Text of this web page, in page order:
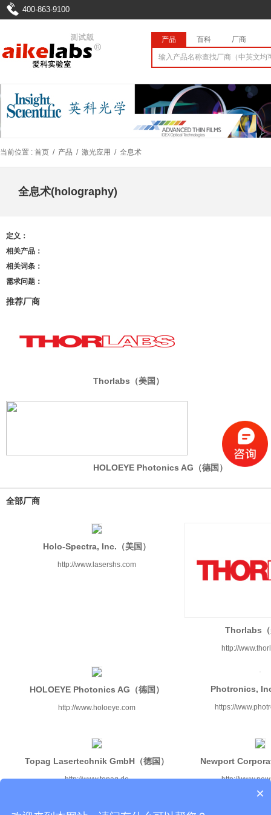
400-863-9100
产品 百科 厂商
当前位置 : 首页 / 产品 / 激光应用 / 全息术
全息术(holography)
定义：
相关产品：
相关词条：
需求问题：
推荐厂商
Thorlabs（美国）
HOLOEYE Photonics AG（德国）
全部厂商
Holo-Spectra, Inc.（美国）
http://www.lasershs.com
Thorlabs（
http://
HOLOEYE Photonics AG（德国）
http://www.holoeye.com
Photronics,
https://
Topag Lasertechnik GmbH（德国）
http://www.topag.de
Newport
http://
×